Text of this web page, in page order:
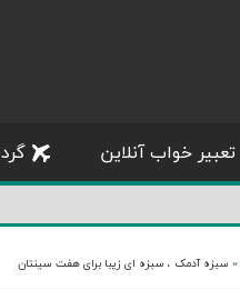
تعبیر خواب آنلاین
» سبزه آدمک ، سبزه ای زیبا برای هفت سینتان